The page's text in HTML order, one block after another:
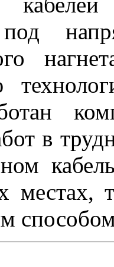
под
в
местах,